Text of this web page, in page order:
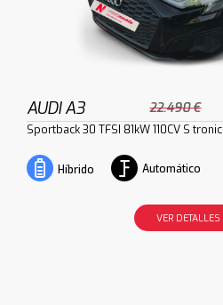
AUDI A3 22.490 €
Sportback 30 TFSI 81kW 110CV S tronic
Híbrido Automático
VER DETALLES